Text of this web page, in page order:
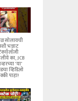
सोलायची
भन्नाट
का, JCB
'या'
व्हिडिओ
पाहा!